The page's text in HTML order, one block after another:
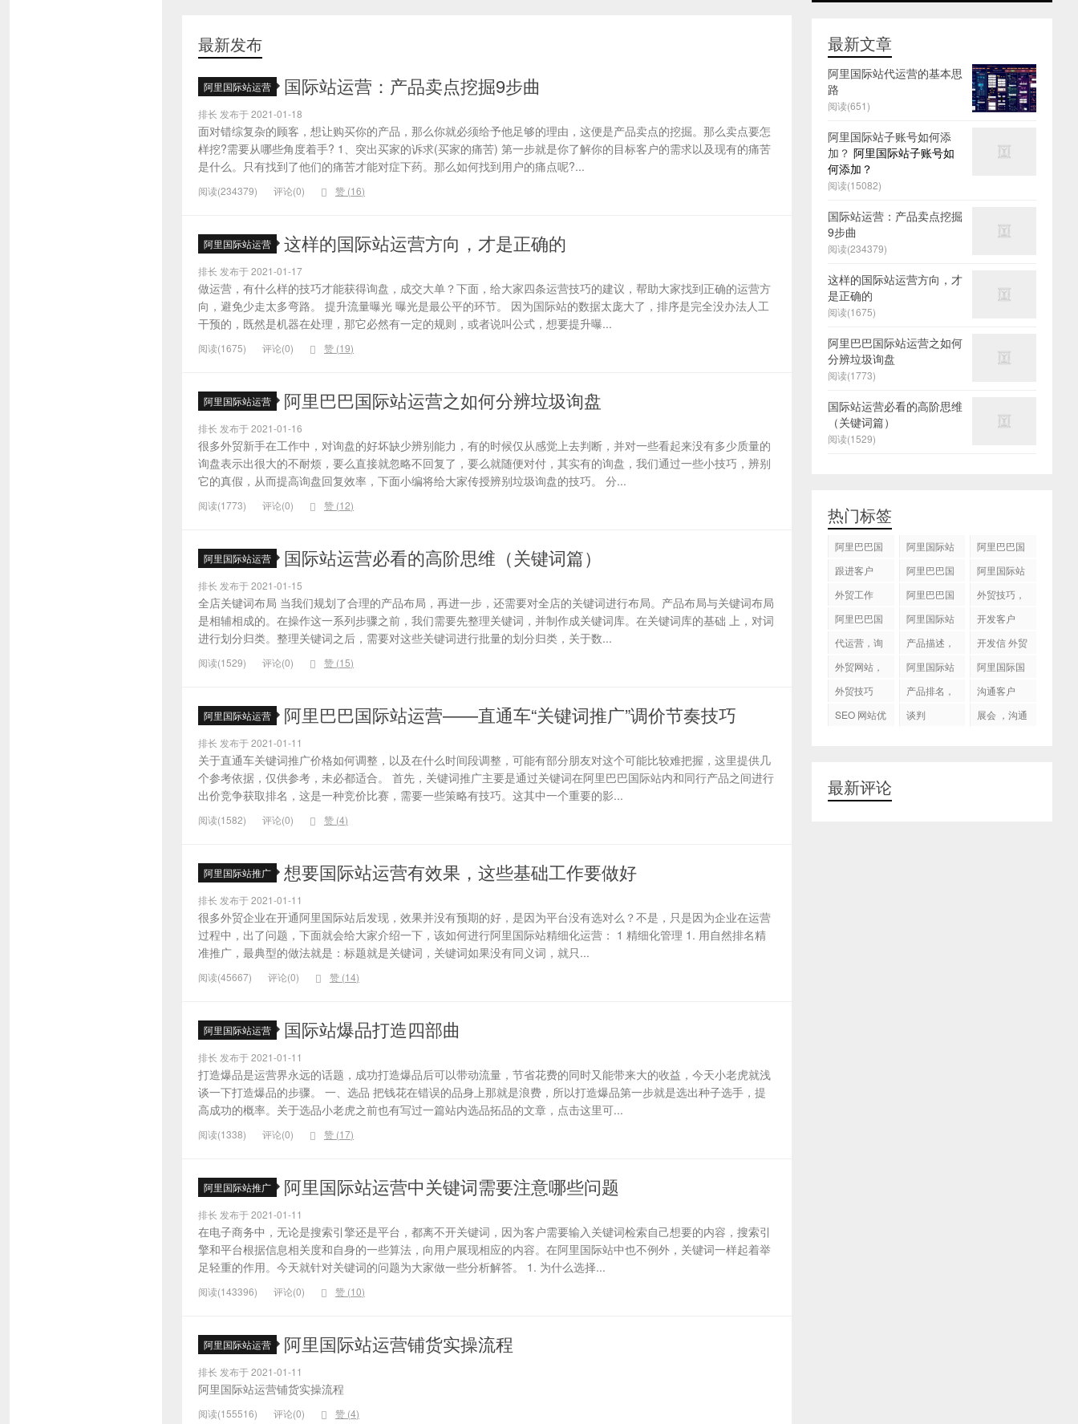
最新发布
阿里国际站运营 国际站运营：产品卖点挖掘9步曲
排长 发布于 2021-01-18
面对错综复杂的顾客，想让购买你的产品，那么你就必须给予他足够的理由，这便是产品卖点的挖掘。那么卖点要怎
样挖?需要从哪些角度着手? 1、突出买家的诉求(买家的痛苦) 第一步就是你了解你的目标客户的需求以及现有的痛苦
是什么。只有找到了他们的痛苦才能对症下药。那么如何找到用户的痛点呢?...
阅读(234379) 评论(0) 赞 (16)
阿里国际站运营 这样的国际站运营方向，才是正确的
排长 发布于 2021-01-17
做运营，有什么样的技巧才能获得询盘，成交大单？下面，给大家四条运营技巧的建议，帮助大家找到正确的运营方
向，避免少走太多弯路。 提升流量曝光 曝光是最公平的环节。 因为国际站的数据太庞大了，排序是完全没办法人工
干预的，既然是机器在处理，那它必然有一定的规则，或者说叫公式，想要提升曝...
阅读(1675) 评论(0) 赞 (19)
阿里国际站运营 阿里巴巴国际站运营之如何分辨垃圾询盘
排长 发布于 2021-01-16
很多外贸新手在工作中，对询盘的好坏缺少辨别能力，有的时候仅从感觉上去判断，并对一些看起来没有多少质量的
询盘表示出很大的不耐烦，要么直接就忽略不回复了，要么就随便对付，其实有的询盘，我们通过一些小技巧，辨别
它的真假，从而提高询盘回复效率，下面小编将给大家传授辨别垃圾询盘的技巧。 分...
阅读(1773) 评论(0) 赞 (12)
阿里国际站运营 国际站运营必看的高阶思维（关键词篇）
排长 发布于 2021-01-15
全店关键词布局 当我们规划了合理的产品布局，再进一步，还需要对全店的关键词进行布局。产品布局与关键词布局
是相辅相成的。在操作这一系列步骤之前，我们需要先整理关键词，并制作成关键词库。在关键词库的基础 上，对词
进行划分归类。整理关键词之后，需要对这些关键词进行批量的划分归类，关于数...
阅读(1529) 评论(0) 赞 (15)
阿里国际站运营 阿里巴巴国际站运营——直通车“关键词推广”调价节奏技巧
排长 发布于 2021-01-11
关于直通车关键词推广价格如何调整，以及在什么时间段调整，可能有部分朋友对这个可能比较难把握，这里提供几
个参考依据，仅供参考，未必都适合。 首先，关键词推广主要是通过关键词在阿里巴巴国际站内和同行产品之间进行
出价竞争获取排名，这是一种竞价比赛，需要一些策略有技巧。这其中一个重要的影...
阅读(1582) 评论(0) 赞 (4)
阿里国际站推广 想要国际站运营有效果，这些基础工作要做好
排长 发布于 2021-01-11
很多外贸企业在开通阿里国际站后发现，效果并没有预期的好，是因为平台没有选对么？不是，只是因为企业在运营
过程中，出了问题，下面就会给大家介绍一下，该如何进行阿里国际站精细化运营： 1 精细化管理 1. 用自然排名精
准推广，最典型的做法就是：标题就是关键词，关键词如果没有同义词，就只...
阅读(45667) 评论(0) 赞 (14)
阿里国际站运营 国际站爆品打造四部曲
排长 发布于 2021-01-11
打造爆品是运营界永远的话题，成功打造爆品后可以带动流量，节省花费的同时又能带来大的收益，今天小老虎就浅
谈一下打造爆品的步骤。 一、选品 把钱花在错误的品身上那就是浪费，所以打造爆品第一步就是选出种子选手，提
高成功的概率。关于选品小老虎之前也有写过一篇站内选品拓品的文章，点击这里可...
阅读(1338) 评论(0) 赞 (17)
阿里国际站推广 阿里国际站运营中关键词需要注意哪些问题
排长 发布于 2021-01-11
在电子商务中，无论是搜索引擎还是平台，都离不开关键词，因为客户需要输入关键词检索自己想要的内容，搜索引
擎和平台根据信息相关度和自身的一些算法，向用户展现相应的内容。在阿里国际站中也不例外，关键词一样起着举
足轻重的作用。今天就针对关键词的问题为大家做一些分析解答。 1. 为什么选择...
阅读(143396) 评论(0) 赞 (10)
阿里国际站运营 阿里国际站运营铺货实操流程
排长 发布于 2021-01-11
阿里国际站运营铺货实操流程
阅读(155516) 评论(0) 赞 (4)
最新文章
阿里国际站代运营的基本思
路
阅读(651)
阿里国际站子账号如何添
加？ 阿里国际站子账号如
何添加？
阅读(15082)
国际站运营：产品卖点挖掘
9步曲
阅读(234379)
这样的国际站运营方向，才
是正确的
阅读(1675)
阿里巴巴国际站运营之如何
分辨垃圾询盘
阅读(1773)
国际站运营必看的高阶思维
（关键词篇）
阅读(1529)
热门标签
阿里巴巴国
阿里国际站
国际站托管
服务，阿里
服务
阿里巴巴国
跟进客户
阿里巴巴国
阿里国际站
外贸工作
阿里巴巴国
作
外贸技巧，
阿里巴巴国
化
阿里国际站
开发客户
代运营，询
产品描述，
开发信 外贸
外贸网站，
阿里国际站
阿里国际国
外贸技巧
产品排名，
沟通客户
SEO 网站优
谈判
展会 ，沟通
最新评论